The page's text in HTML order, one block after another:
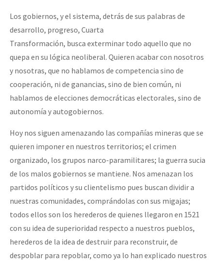
Los gobiernos, y el sistema, detrás de sus palabras de
desarrollo, progreso, Cuarta
Transformación, busca exterminar todo aquello que no
quepa en su lógica neoliberal. Quieren acabar con nosotros
y nosotras, que no hablamos de competencia sino de
cooperación, ni de ganancias, sino de bien común, ni
hablamos de elecciones democráticas electorales, sino de
autonomía y autogobiernos.
Hoy nos siguen amenazando las compañías mineras que se
quieren imponer en nuestros territorios; el crimen
organizado, los grupos narco-paramilitares; la guerra sucia
de los malos gobiernos se mantiene. Nos amenazan los
partidos políticos y su clientelismo pues buscan dividir a
nuestras comunidades, comprándolas con sus migajas;
todos ellos son los herederos de quienes llegaron en 1521
con su idea de superioridad respecto a nuestros pueblos,
herederos de la idea de destruir para reconstruir, de
despoblar para repoblar, como ya lo han explicado nuestros